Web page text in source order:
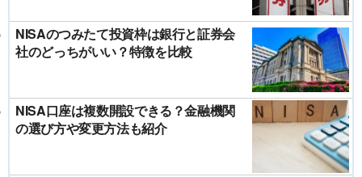
NISAのつみたて投資枠は銀行と証券会
社のどっちがいい？特徴を比較
NISA口座は複数開設できる？金融機関
の選び方や変更方法も紹介